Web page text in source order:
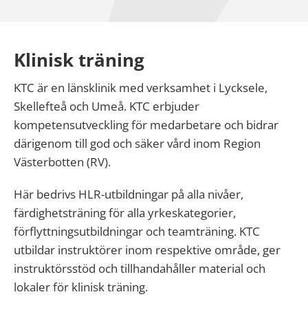
Klinisk träning
KTC är en länsklinik med verksamhet i Lycksele,
Skellefteå och Umeå. KTC erbjuder
kompetensutveckling för medarbetare och bidrar
därigenom till god och säker vård inom Region
Västerbotten (RV).
Här bedrivs HLR-utbildningar på alla nivåer,
färdighetsträning för alla yrkeskategorier,
förflyttningsutbildningar och teamträning. KTC
utbildar instruktörer inom respektive område, ger
instruktörsstöd och tillhandahåller material och
lokaler för klinisk träning.